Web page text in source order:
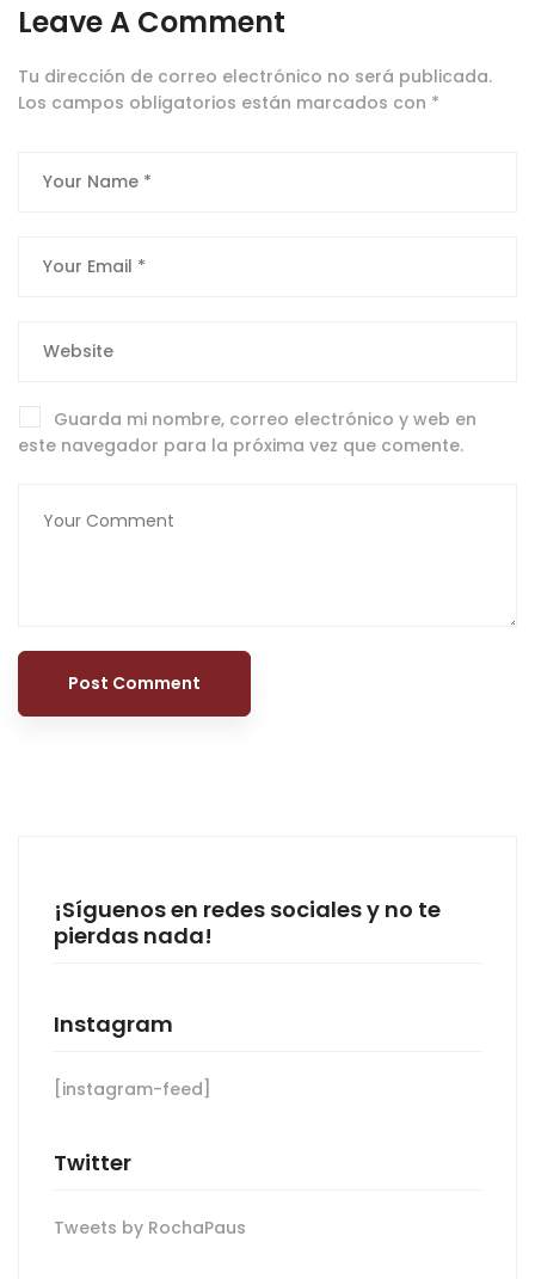
Leave A Comment
Tu dirección de correo electrónico no será publicada.
Los campos obligatorios están marcados con *
Guarda mi nombre, correo electrónico y web en
este navegador para la próxima vez que comente.
¡Síguenos en redes sociales y no te
pierdas nada!
Instagram
[instagram-feed]
Twitter
Tweets by RochaPaus